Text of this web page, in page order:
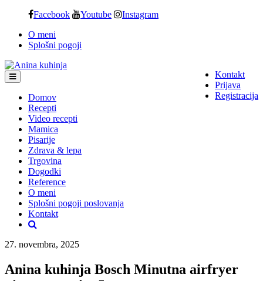
content
Facebook Youtube Instagram
O meni
Splošni pogoji
Kontakt
Prijava
Registracija
Domov
Recepti
Video recepti
Mamica
Pisarije
Zdrava & lepa
Trgovina
Dogodki
Reference
O meni
Splošni pogoji poslovanja
Kontakt
27. novembra, 2025
Anina kuhinja Bosch Minutna airfryer